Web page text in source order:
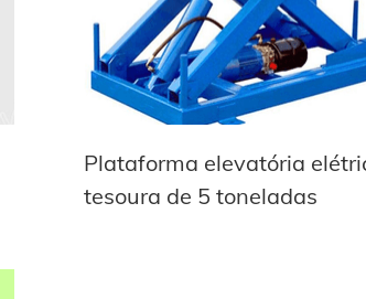
Plataforma elevatória
tesoura de 5 toneladas